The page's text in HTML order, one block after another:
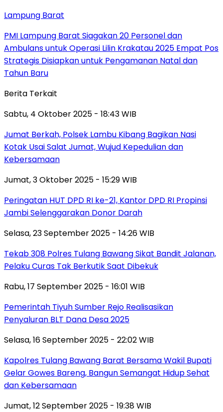
Lampung Barat
PMI Lampung Barat Siagakan 20 Personel dan
Ambulans untuk Operasi Lilin Krakatau 2025 Empat Pos
Strategis Disiapkan untuk Pengamanan Natal dan
Tahun Baru
Berita Terkait
Sabtu, 4 Oktober 2025 - 18:43 WIB
Jumat Berkah, Polsek Lambu Kibang Bagikan Nasi
Kotak Usai Salat Jumat, Wujud Kepedulian dan
Kebersamaan
Jumat, 3 Oktober 2025 - 15:29 WIB
Peringatan HUT DPD RI ke-21, Kantor DPD RI Propinsi
Jambi Selenggarakan Donor Darah
Selasa, 23 September 2025 - 14:26 WIB
Tekab 308 Polres Tulang Bawang Sikat Bandit Jalanan,
Pelaku Curas Tak Berkutik Saat Dibekuk
Rabu, 17 September 2025 - 16:01 WIB
Pemerintah Tiyuh Sumber Rejo Realisasikan
Penyaluran BLT Dana Desa 2025
Selasa, 16 September 2025 - 22:02 WIB
Kapolres Tulang Bawang Barat Bersama Wakil Bupati
Gelar Gowes Bareng, Bangun Semangat Hidup Sehat
dan Kebersamaan
Jumat, 12 September 2025 - 19:38 WIB